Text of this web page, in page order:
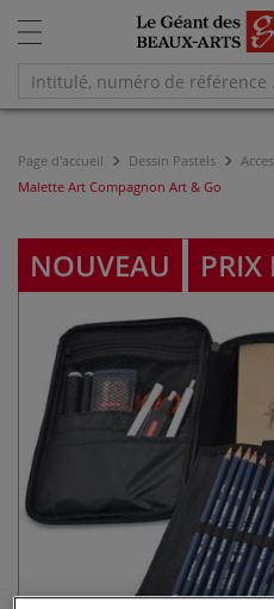
Page d'accueil Dessin Pastels
Malette Art Compagnon Art & Go
NOUVEAU PRIX